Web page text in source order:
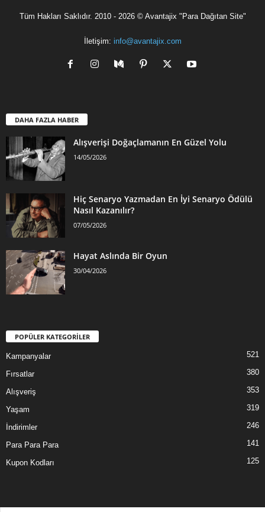
Tüm Hakları Saklıdır. 2010 - 2026 © Avantajix "Para Dağıtan Site"
İletişim: info@avantajix.com
DAHA FAZLA HABER
Alışverişi Doğaçlamanın En Güzel Yolu
14/05/2026
Hiç Senaryo Yazmadan En İyi Senaryo Ödülü
Nasıl Kazanılır?
07/05/2026
Hayat Aslında Bir Oyun
30/04/2026
POPÜLER KATEGORİLER
Kampanyalar 521
Fırsatlar 380
Alışveriş 353
Yaşam 319
İndirimler 246
Para Para Para 141
Kupon Kodları 125